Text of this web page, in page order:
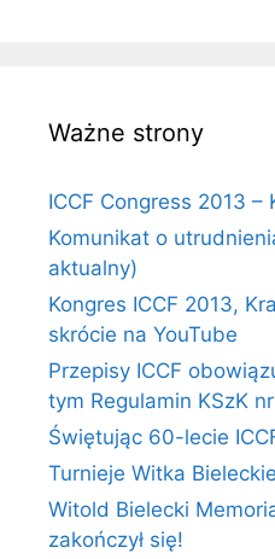
Ważne strony
ICCF Congress 2013 –
Komunikat o
aktualny)
Kongres ICCF 2013,
skrócie na YouTube
Przepisy ICCF
tym Regulamin KSzK
Świętując 60-lecie
Turnieje Witka
Witold Bielecki
zakończył się!